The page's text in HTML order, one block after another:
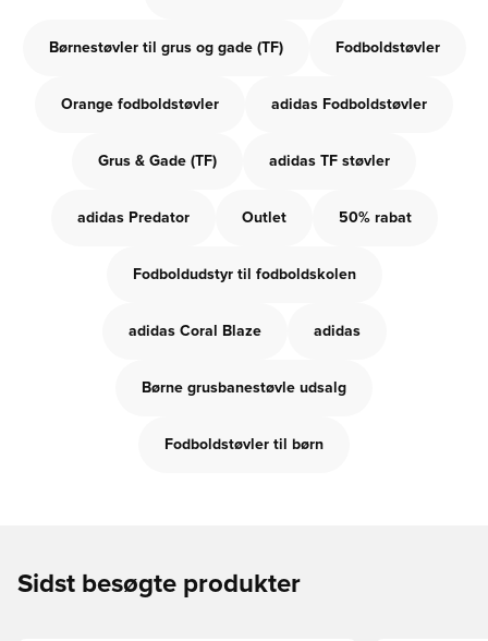
Børnestøvler til grus og gade (TF) Fodboldstøvler
Orange fodboldstøvler adidas Fodboldstøvler
Grus & Gade (TF) adidas TF støvler
adidas Predator Outlet 50% rabat
Fodboldudstyr til fodboldskolen
adidas Coral Blaze adidas
Børne grusbanestøvle udsalg
Fodboldstøvler til børn
Sidst besøgte produkter